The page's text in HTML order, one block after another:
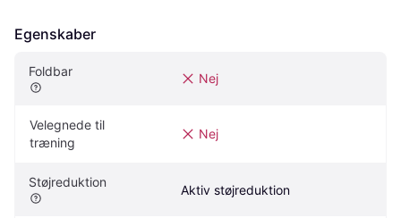
Egenskaber
Foldbar Nej
Velegnede til
træning
Nej
Støjreduktion
Aktiv støjreduktion